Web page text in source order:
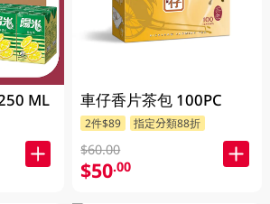
ML 車仔香片茶包 100PC
2件$89 指定分類88折
$60.00
$50.00